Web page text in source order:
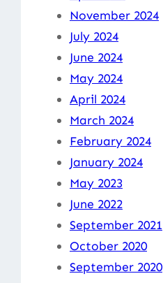
November 2024
July 2024
June 2024
May 2024
April 2024
March 2024
February 2024
January 2024
May 2023
June 2022
September 2021
October 2020
September 2020